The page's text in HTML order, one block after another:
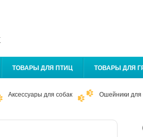
ТОВАРЫ ДЛЯ ПТИЦ ТОВАРЫ ДЛЯ
Аксессуары для собак Ошейники для